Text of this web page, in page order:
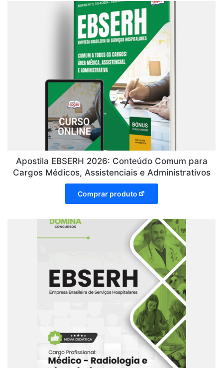
Apostila EBSERH 2026: Conteúdo Comum para
Cargos Médicos, Assistenciais e Administrativos
Comprar produto